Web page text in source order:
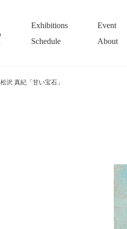
Exhibitions
Event
Schedule
About
松沢 真紀「甘い宝石」